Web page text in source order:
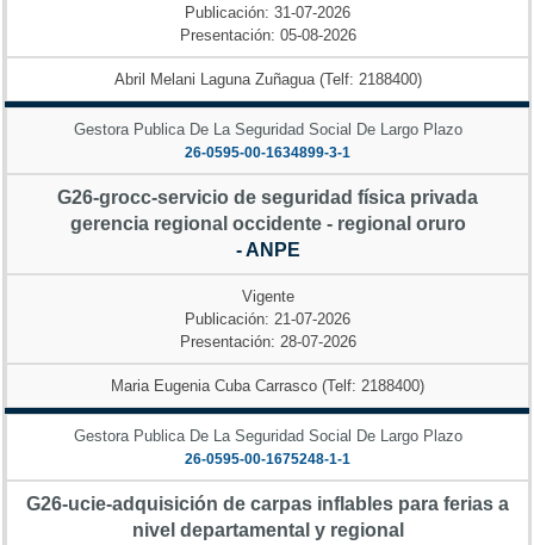
Publicación: 31-07-2026
Presentación: 05-08-2026
Abril Melani Laguna Zuñagua (Telf: 2188400)
Gestora Publica De La Seguridad Social De Largo Plazo
26-0595-00-1634899-3-1
G26-grocc-servicio de seguridad física privada
gerencia regional occidente - regional oruro
- ANPE
Vigente
Publicación: 21-07-2026
Presentación: 28-07-2026
Maria Eugenia Cuba Carrasco (Telf: 2188400)
Gestora Publica De La Seguridad Social De Largo Plazo
26-0595-00-1675248-1-1
G26-ucie-adquisición de carpas inflables para ferias a
nivel departamental y regional